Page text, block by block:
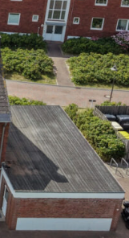
uns